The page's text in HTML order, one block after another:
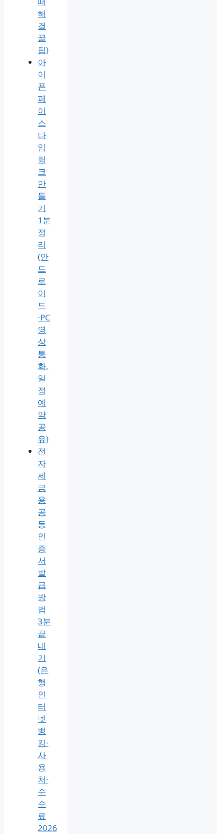
해
결
꿀
팁)
아
이
폰
페
이
스
타
임
링
크
만
들
기
1분
정
리
(안
드
로
이
드
·PC
영
상
통
화,
일
정
예
약
공
유)
전
자
세
금
용
공
동
인
증
서
발
급
방
법
3분
끝
내
기
(은
행
인
터
넷
뱅
킹·
사
용
처·
수
수
료
2026